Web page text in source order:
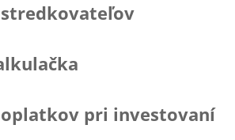
pri investovaní